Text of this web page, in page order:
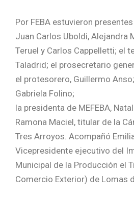
Por FEBA estuvieron
Juan Carlos Uboldi, Alejandra
Teruel y Carlos Cappelletti; el
Taladrid; el prosecretario
el protesorero, Guillermo
Gabriela Folino;
la presidenta de MEFEBA,
Ramona Maciel, titular de la
Tres Arroyos. Acompañó
Vicepresidente ejecutivo del
Municipal de la Producción el
Comercio Exterior) de Lomas